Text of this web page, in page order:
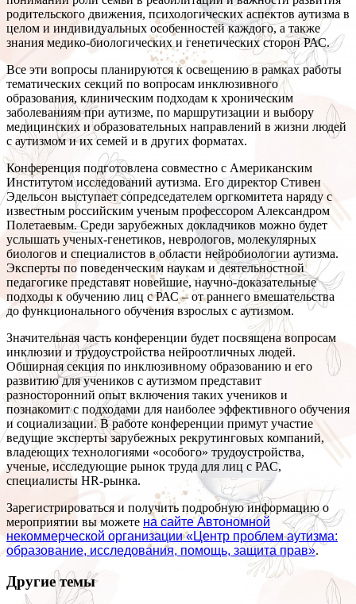
родительского движения, психологических аспектов аутизма в
целом и индивидуальных особенностей каждого, а также
знания медико-биологических и генетических сторон РАС.
Все эти вопросы планируются к освещению в рамках работы
тематических секций по вопросам инклюзивного
образования, клиническим подходам к хроническим
заболеваниям при аутизме, по маршрутизации и выбору
медицинских и образовательных направлений в жизни людей
с аутизмом и их семей и в других форматах.
Конференция подготовлена совместно с Американским
Институтом исследований аутизма. Его директор Стивен
Эдельсон выступает сопредседателем оргкомитета наряду с
известным российским ученым профессором Александром
Полетаевым. Среди зарубежных докладчиков можно будет
услышать ученых-генетиков, неврологов, молекулярных
биологов и специалистов в области нейробиологии аутизма.
Эксперты по поведенческим наукам и деятельностной
педагогике представят новейшие, научно-доказательные
подходы к обучению лиц с РАС – от раннего вмешательства
до функционального обучения взрослых с аутизмом.
Значительная часть конференции будет посвящена вопросам
инклюзии и трудоустройства нейроотличных людей.
Обширная секция по инклюзивному образованию и его
развитию для учеников с аутизмом представит
разносторонний опыт включения таких учеников и
познакомит с подходами для наиболее эффективного обучения
и социализации. В работе конференции примут участие
ведущие эксперты зарубежных рекрутинговых компаний,
владеющих технологиями «особого» трудоустройства,
ученые, исследующие рынок труда для лиц с РАС,
специалисты HR-рынка.
Зарегистрироваться и получить подробную информацию о
мероприятии вы можете на сайте Автономной
некоммерческой организации «Центр проблем аутизма:
образование, исследования, помощь, защита прав».
Другие темы